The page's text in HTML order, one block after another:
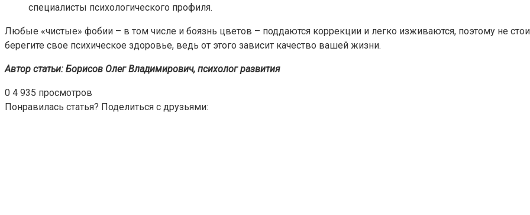
специалисты психологического профиля.
Любые «чистые» фобии – в том числе и боязнь цветов – поддаются коррекции и легко изживаются, поэтому не
берегите свое психическое здоровье, ведь от этого зависит качество вашей жизни.
Автор статьи: Борисов Олег Владимирович, психолог развития
0 4 935 просмотров
Понравилась статья? Поделиться с друзьями: